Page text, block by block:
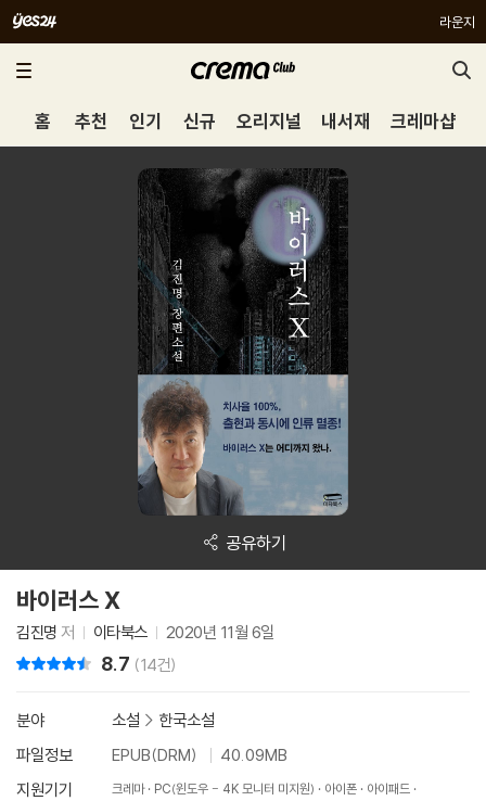
라운지
홈 추천 인기 신규 오리지널 내서재 크레마샵
공유하기
바이러스 X
김진명 저 이타북스 2020년 11월 6일
8.7 (14건)
분야 소설 > 한국소설
파일정보
EPUB(DRM)
40.09MB
지원기기
크레마 PC(윈도우 - 4K 모니터 미지원) 아이폰
아이패드